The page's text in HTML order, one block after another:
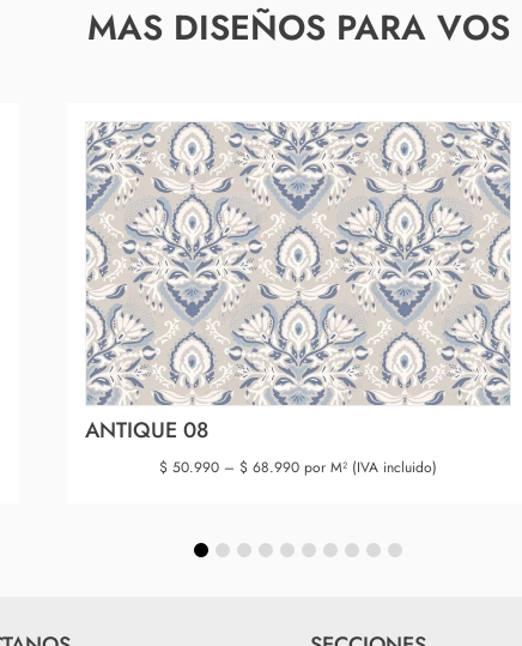
MAS DISEÑOS PARA VOS
ANTIQUE 08
$50.990 – $68.990por M² (IVA incluido)